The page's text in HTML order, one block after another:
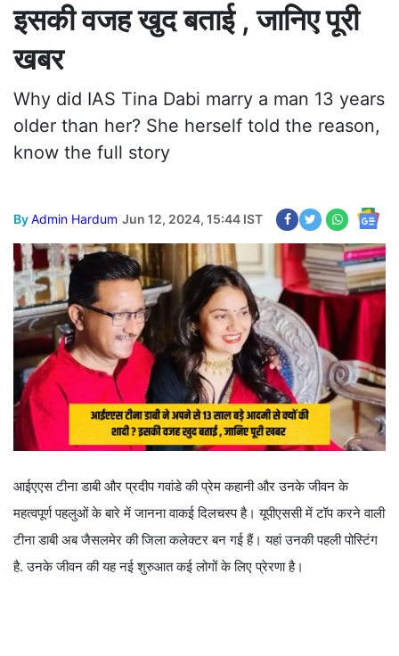
इसकी वजह खुद बताई , जानिए पूरी
खबर
Why did IAS Tina Dabi marry a man 13 years
older than her? She herself told the reason,
know the full story
ByAdmin Hardum Jun 12, 2024, 15:44 IST
आईएएस टीना डाबी और प्रदीप गवांडे की प्रेम कहानी और उनके जीवन के
महत्वपूर्ण पहलुओं के बारे में जानना वाकई दिलचस्प है। यूपीएससी में टॉप करने वाली
टीना डाबी अब जैसलमेर की जिला कलेक्टर बन गई हैं। यहां उनकी पहली पोस्टिंग
है. उनके जीवन की यह नई शुरुआत कई लोगों के लिए प्रेरणा है।